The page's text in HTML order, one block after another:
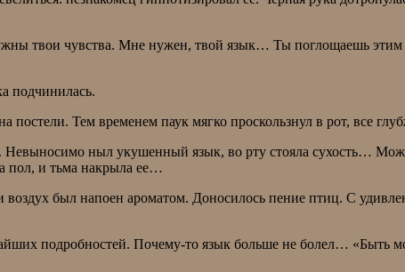
твои чувства. Мне нужен, твой язык… Ты поглощаешь этим
подчинилась.
Тем временем паук мягко проскользнул в рот, все
Невыносимо ныл укушенный язык, во рту стояла сухость…
пол, и тьма накрыла ее…
был напоен ароматом. Доносилось пение птиц. С
подробностей. Почему-то язык больше не болел… «Быть